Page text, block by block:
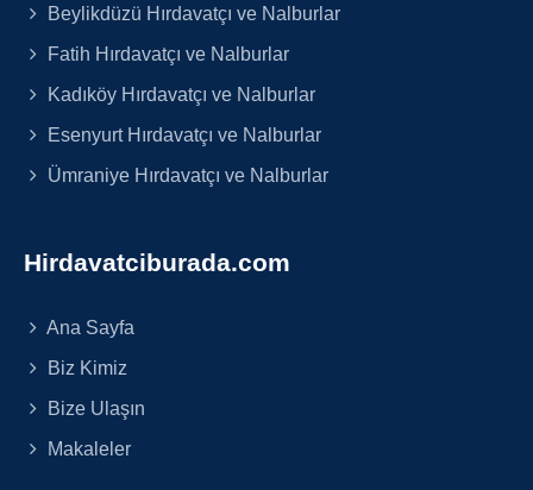
Beylikdüzü Hırdavatçı ve Nalburlar
Fatih Hırdavatçı ve Nalburlar
Kadıköy Hırdavatçı ve Nalburlar
Esenyurt Hırdavatçı ve Nalburlar
Ümraniye Hırdavatçı ve Nalburlar
Hirdavatciburada.com
Ana Sayfa
Biz Kimiz
Bize Ulaşın
Makaleler